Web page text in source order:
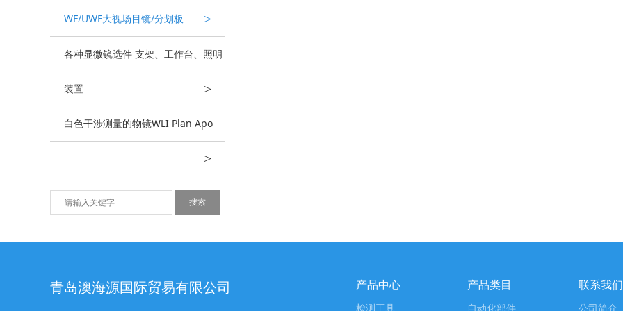
WF/UWF大视场目镜/分划板 >
各种显微镜选件 支架、工作台、照明
装置 >
白色干涉测量的物镜WLI Plan Apo
>
青岛澳海源国际贸易有限公司 产品中心
检测工具
产品类目
自动化部件
联系我们
公司简介